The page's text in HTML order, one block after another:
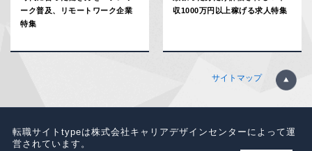
ーク普及、リモートワーク企業
特集
収1000万円以上稼げる求人特集
サイトマップ
転職サイトtypeは株式会社キャリアデザインセンターによって運
営されています。